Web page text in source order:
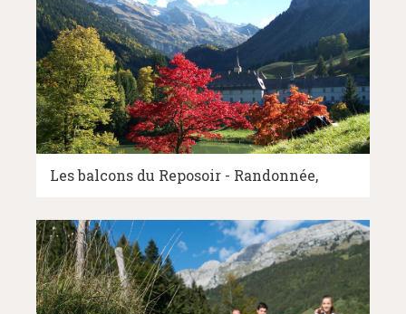
Les balcons du Reposoir - Randonnée